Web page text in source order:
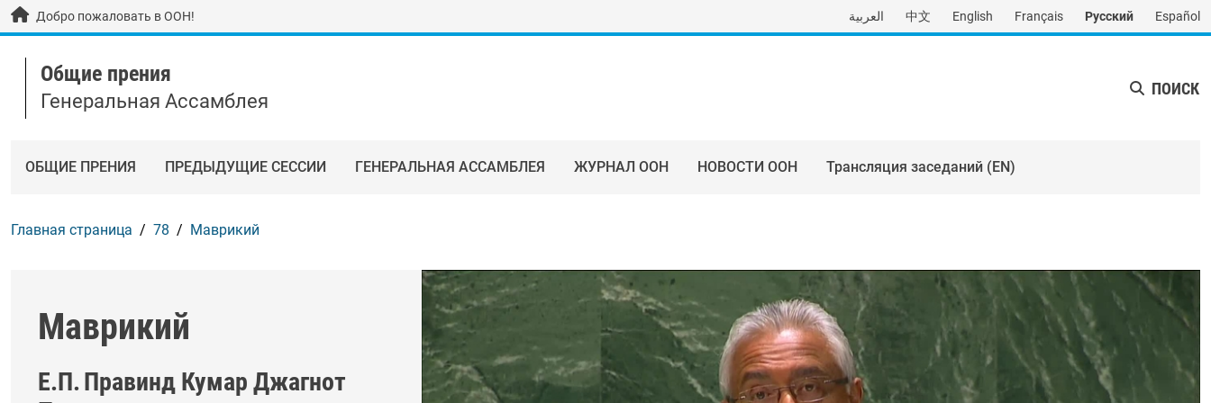
Skip to main content / navigation
Добро пожаловать в ООН! العربية 中文 English Français Русский Español
Общие прения
Генеральная Ассамблея
ПОИСК
ОБЩИЕ ПРЕНИЯ ПРЕДЫДУЩИЕ СЕССИИ ГЕНЕРАЛЬНАЯ АССАМБЛЕЯ ЖУРНАЛ ООН НОВОСТИ ООН Трансляция заседаний (EN)
Главная страница 78 Маврикий
Маврикий
Е.П.Правинд Кумар Джагнот